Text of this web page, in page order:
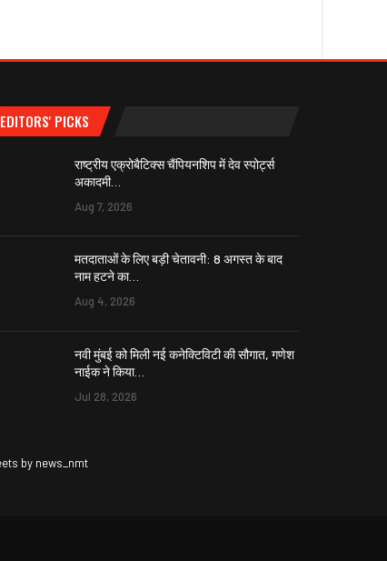
EDITORS' PICKS
राष्ट्रीय एक्रोबैटिक्स चैंपियनशिप में देव स्पोर्ट्स
अकादमी…
Aug 7, 2026
मतदाताओं के लिए बड़ी चेतावनी: 8 अगस्त के बाद
नाम हटने का…
Aug 4, 2026
नवी मुंबई को मिली नई कनेक्टिविटी की सौगात, गणेश
नाईक ने किया…
Jul 28, 2026
by news_nmt